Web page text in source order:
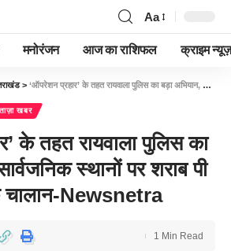
Aa
मनोरंजन आज का राशिफल क्राइम न्यूज़
> ‘ऑपरेशन प्रहार’ के तहत रायवाला पुलिस का बड़ा अभियान, सार्वजनिक स्थानों पर शराब पी रहे 22 लोगों के चालान-Newsnetra
ताज़ा खबर
के तहत रायवाला पुलिस का
स्थानों पर शराब पी
चालान-Newsnetra
1 Min Read